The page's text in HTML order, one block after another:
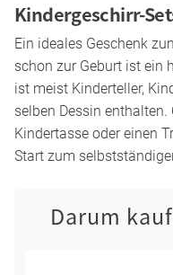
Kindergeschirr-
Ein ideales Geschenk
schon zur Geburt ist ein
ist meist Kinderteller,
selben Dessin
Kindertasse oder einen
Start zum
Darum